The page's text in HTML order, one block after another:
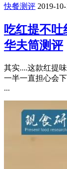
快餐测评 2019-
吃红提不吐
华夫筒测评
其实....这款红提
一半一直担心会
...